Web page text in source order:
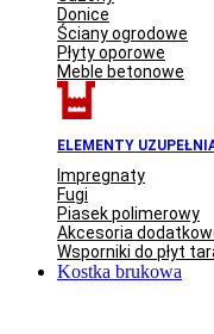
Donice
Ściany ogrodowe
Płyty oporowe
Meble betonowe
ELEMENTY
Impregnaty
Fugi
Piasek polimerowy
Akcesoria
Wsporniki do płyt
Kostka brukowa